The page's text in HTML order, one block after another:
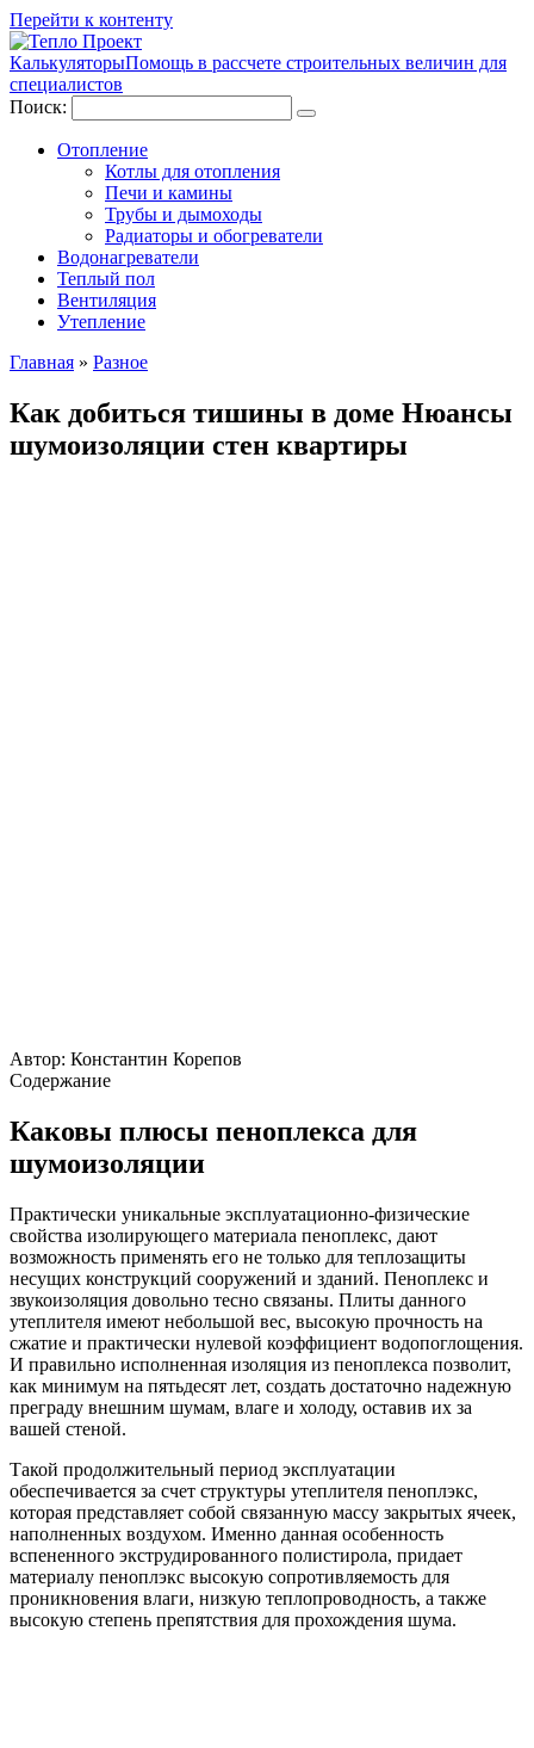
Перейти к контенту
КалькуляторыПомощь в рассчете строительных величин для
специалистов
Поиск:
Отопление
Котлы для отопления
Печи и камины
Трубы и дымоходы
Радиаторы и обогреватели
Водонагреватели
Теплый пол
Вентиляция
Утепление
Главная » Разное
Как добиться тишины в доме Нюансы
шумоизоляции стен квартиры
Автор: Константин Корепов
Содержание
Каковы плюсы пеноплекса для
шумоизоляции
Практически уникальные эксплуатационно-физические
свойства изолирующего материала пеноплекс, дают
возможность применять его не только для теплозащиты
несущих конструкций сооружений и зданий. Пеноплекс и
звукоизоляция довольно тесно связаны. Плиты данного
утеплителя имеют небольшой вес, высокую прочность на
сжатие и практически нулевой коэффициент водопоглощения.
И правильно исполненная изоляция из пеноплекса позволит,
как минимум на пятьдесят лет, создать достаточно надежную
преграду внешним шумам, влаге и холоду, оставив их за
вашей стеной.
Такой продолжительный период эксплуатации
обеспечивается за счет структуры утеплителя пеноплэкс,
которая представляет собой связанную массу закрытых ячеек,
наполненных воздухом. Именно данная особенность
вспененного экструдированного полистирола, придает
материалу пеноплэкс высокую сопротивляемость для
проникновения влаги, низкую теплопроводность, а также
высокую степень препятствия для прохождения шума.